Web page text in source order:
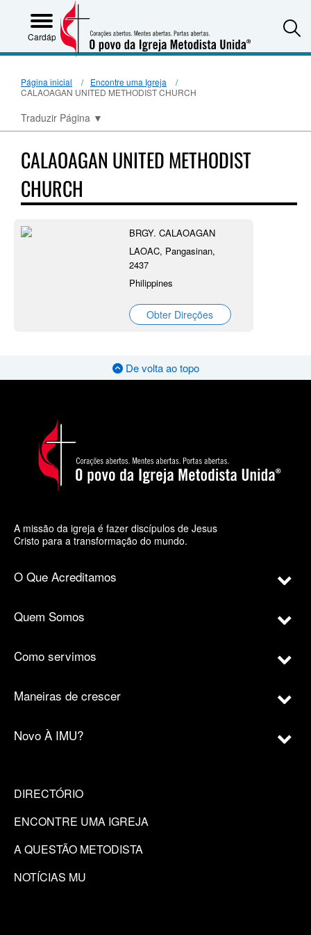
Cardápio
Página inicial
Encontre uma Igreja
CALAOAGAN UNITED METHODIST CHURCH
Traduzir Página ▼
CALAOAGAN UNITED METHODIST
CHURCH
BRGY. CALAOAGAN
LAOAC, Pangasinan,
2437
Philippines
Obter Direções
De volta ao topo
A missão da igreja é fazer discípulos de Jesus
Cristo para a transformação do mundo.
O Que Acreditamos
Quem Somos
Como servimos
Maneiras de crescer
Novo À IMU?
DIRECTÓRIO
ENCONTRE UMA IGREJA
A QUESTÃO METODISTA
NOTÍCIAS MU